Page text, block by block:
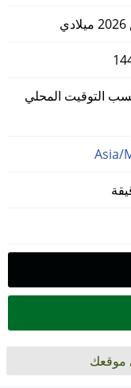
التوقيت المحلي
Asia/
موقعك